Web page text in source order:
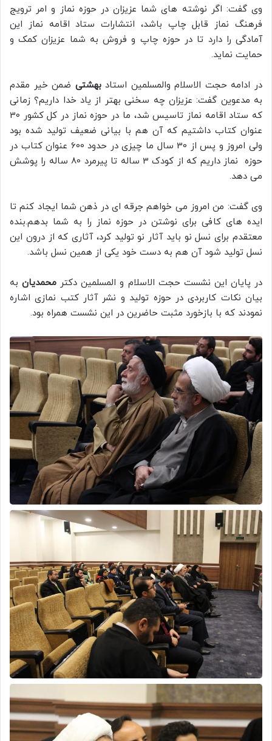
وی گفت: اگر نوشته های شما عزیزان در حوزه نماز و امر ترویج
فرهنگ نماز قابل چاپ باشد، انتشارات ستاد اقامه نماز این
آمادگی را دارد تا در حوزه چاپ و فروش به شما عزیزان کمک و
حمایت نماید.
در ادامه حجت الاسلام والمسلمین استادبهشتی ضمن خیر مقدم
به مدعوین گفت: عزیزان چه سخنی بهتر از یاد خدا داریم؟ زمانی
که ستاد اقامه نماز تاسیس شد، ما در حوزه نماز در کل کشور 30
عنوان کتاب داشتیم که آن هم با بیانی ضعیف تولید شده بود
ولی امروز و پس از 30 سال ما چیزی در حدود 600 عنوان کتاب در
حوزه نماز داریم که از کودک 3 ساله تا پیرمرد 80 ساله را پوشش
می دهد.
وی گفت: من امروز می خواهم جرقه ای در ذهن شما ایجاد کنم تا
ایده های کافی برای نوشتن در حوزه نماز را به شما بدهم.بنده
معتقدم برای نسل نو باید آثار نو تولید کرد، آثاری که از درون این
نسل تولید شود آن هم به دست خود یکی از همین نسل باشد.
در پایان این نشست حجت الاسلام و المسلمین دکتر محمدیانبه
بیان نکات کاربردی در حوزه تولید و نشر آثار کتب نمازی اشاره
نمودند که با بازخورد مثبت حاضرین در این نشست همراه بود.